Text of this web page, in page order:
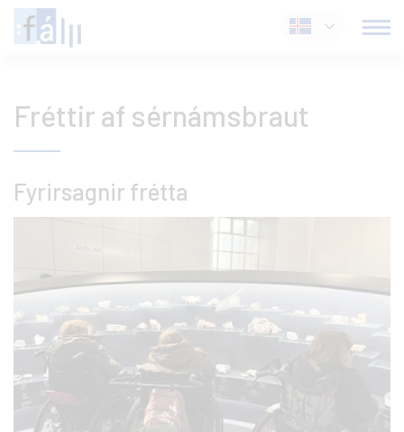
Fara
í
Íslenska
Fréttir af sérnámsbraut
Fyrirsagnir frétta